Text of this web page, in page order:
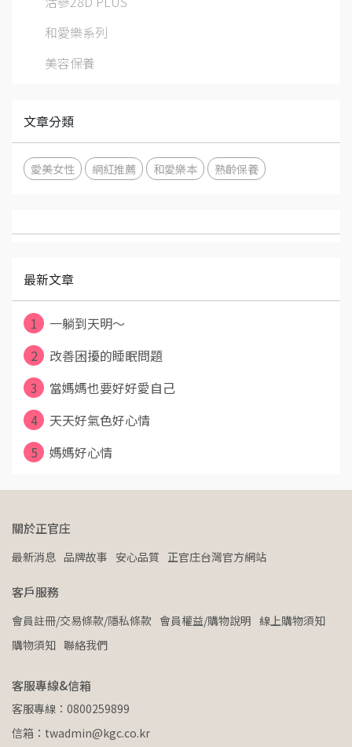
和愛樂系列
美容保養
文章分類
愛美女性 網紅推薦 和愛樂本 熟齡保養
最新文章
1
一躺到天明～
2
改善困擾的睡眠問題
3
當媽媽也要好好愛自己
4
天天好氣色好心情
5
媽媽好心情
關於正官庄
最新消息 品牌故事 安心品質 正官庄台灣官方網站
客戶服務
會員註冊/交易條款/隱私條款 會員權益/購物說明 線上購物須知
購物須知 聯絡我們
客服專線&信箱
客服專線：0800259899
信箱：twadmin@kgc.co.kr